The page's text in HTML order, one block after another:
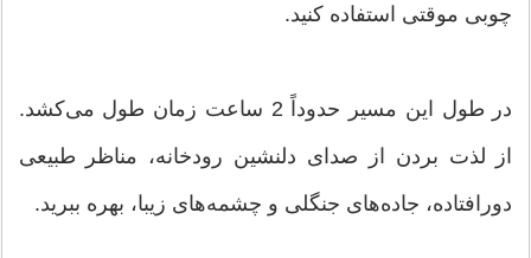
چوبی موقتی استفاده کنید.
در طول این مسیر حدوداً 2 ساعت زمان طول می‌کشد.
از لذت بردن از صدای دلنشین رودخانه، مناظر طبیعی
دورافتاده، جاده‌های جنگلی و چشمه‌های زیبا، بهره ببرید.